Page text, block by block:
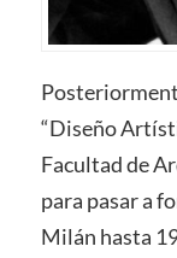
“Diseño
Facultad de
para pasar a
Milán hasta